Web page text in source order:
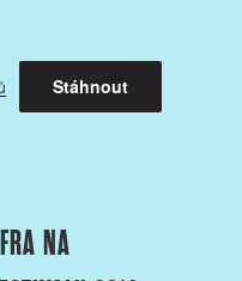
Stáhnout
NA